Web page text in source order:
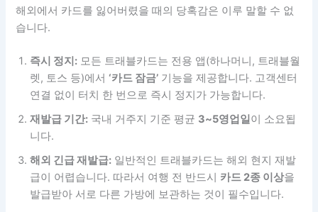
해외에서 카드를 잃어버렸을 때의 당혹감은 이루 말할 수 없
습니다.
즉시 정지: 모든 트래블카드는 전용 앱(하나머니, 트래블월
렛, 토스 등)에서 ‘카드 잠금’ 기능을 제공합니다. 고객센터
연결 없이 터치 한 번으로 즉시 정지가 가능합니다.
재발급 기간: 국내 거주지 기준 평균 3~5영업일이 소요됩
니다.
해외 긴급 재발급: 일반적인 트래블카드는 해외 현지 재발
급이 어렵습니다. 따라서 여행 전 반드시 카드 2종 이상을
발급받아 서로 다른 가방에 보관하는 것이 필수입니다.